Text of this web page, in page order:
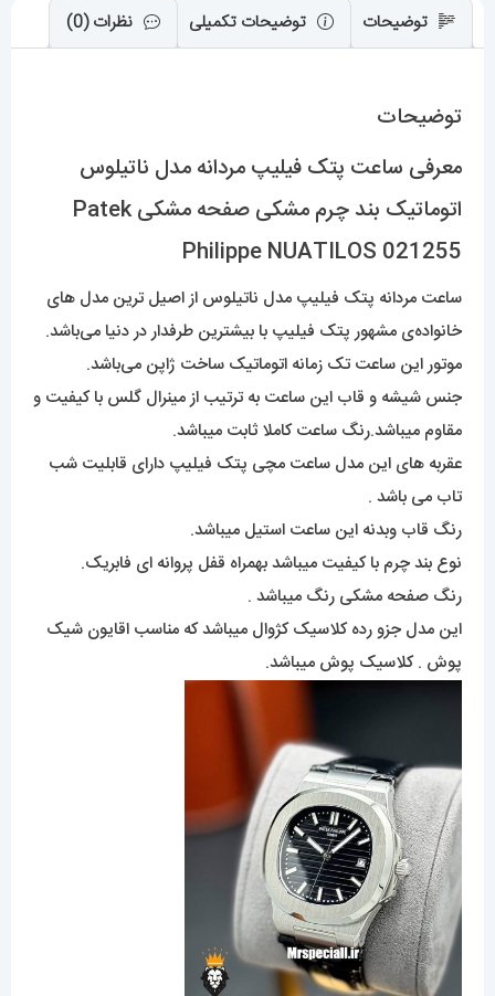
مشکی
Patek
NUATILOS
021255
توضیحات توضیحات تکمیلی نظرات (0)
توضیحات
معرفی ساعت پتک فیلیپ مردانه مدل ناتیلوس
اتوماتیک بند چرم مشکی صفحه مشکی Patek
Philippe NUATILOS 021255
ساعت مردانه پتک فیلیپ مدل ناتیلوس از اصیل ترین مدل های
خانواده‌ی مشهور پتک فیلیپ با بیشترین طرفدار در دنیا می‌باشد.
موتور این ساعت تک زمانه اتوماتیک ساخت ژاپن می‌باشد.
جنس شیشه و قاب این ساعت به ترتیب از مینرال گلس با کیفیت و
مقاوم میباشد.رنگ ساعت کاملا ثابت میباشد.
عقربه های این مدل ساعت مچی پتک فیلیپ دارای قابلیت شب
تاب می باشد .
رنگ قاب وبدنه این ساعت استیل میباشد.
نوع بند چرم با کیفیت میباشد بهمراه قفل پروانه ای فابریک.
رنگ صفحه مشکی رنگ میباشد .
این مدل جزو رده کلاسیک کژوال میباشد که مناسب اقایون شیک
پوش . کلاسیک پوش میباشد.